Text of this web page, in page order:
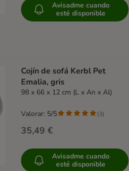
Avisadme cuando
esté disponible
Cojín de sofá Kerbl Pet
Emalia, gris
98 x 66 x 12 cm (L x An x Al)
35,49 €
Valorar: 5/5 (3)
Avisadme cuando
esté disponible